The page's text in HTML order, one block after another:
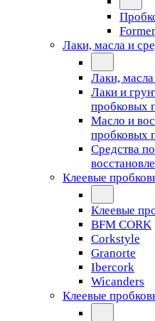
Лаки, масла и
Лаки,
Лаки и
пробковых
Масло и
пробковых
Средства
Клеевые
Клеевые
BFM CORK
Corkstyle
Granorte
Ibercork
Wicanders
Клеевые